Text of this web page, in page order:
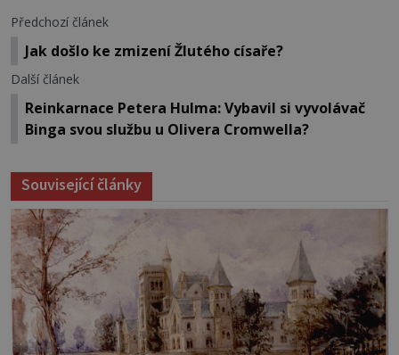
Předchozí článek
Jak došlo ke zmizení Žlutého císaře?
Další článek
Reinkarnace Petera Hulma: Vybavil si vyvolávač
Binga svou službu u Olivera Cromwella?
Související články